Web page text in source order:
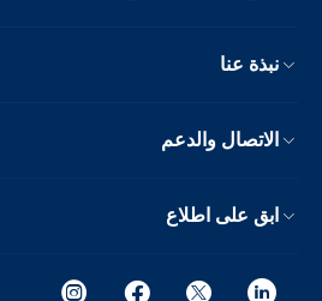
نبذة عنا
الاتصال والدعم
ابق على اطلاع